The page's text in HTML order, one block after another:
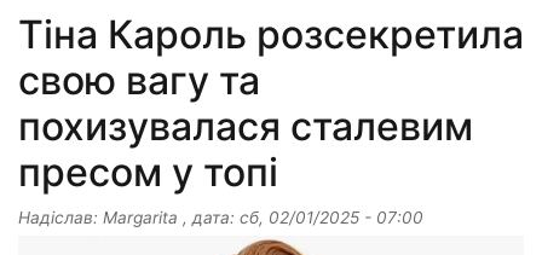
Тіна Кароль розсекретила
свою вагу та
похизувалася сталевим
пресом у топі
Надіслав: Margarita , дата: сб, 02/01/2025 - 07:00